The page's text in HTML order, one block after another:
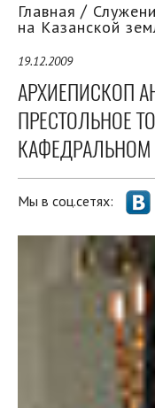
Главная
на Казанской
19.12.2009
АРХИЕПИСКОП
ПРЕСТОЛЬНОЕ
КАФЕДРАЛЬНОМ
Мы в соц.сетях: